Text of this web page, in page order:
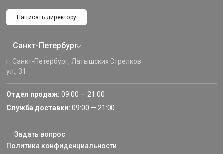
Написать директору
Санкт-Петербург
г. Санкт-Петербург, Латышских Стрелков
ул., 31
Отдел продаж: 09:00 — 21:00
Служба доставки: 09:00 — 21:00
Задать вопрос
Политика конфиденциальности